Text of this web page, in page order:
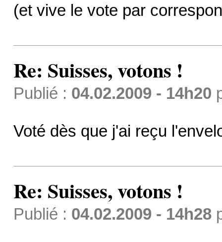
(et vive le vote par
Re: Suisses, votons !
Publié : 04.02.2009 - 14h20
Voté dès que j'ai reçu
Re: Suisses, votons !
Publié : 04.02.2009 - 14h28